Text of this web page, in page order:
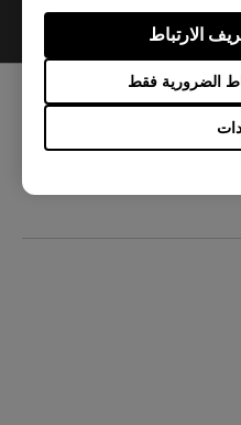
الضرورية فقط
الارتباط
Default